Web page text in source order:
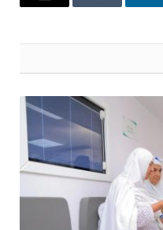
لينكدإن Tumblr
البريد